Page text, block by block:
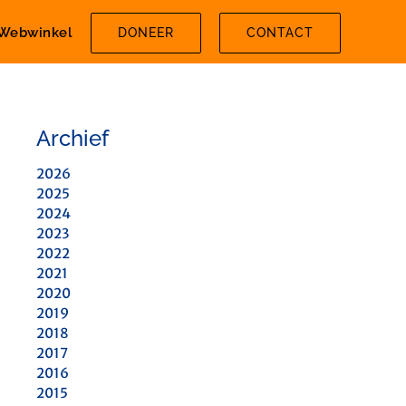
DONEER CONTACT
Archief
2026
2025
2024
2023
2022
2021
2020
2019
2018
2017
2016
2015